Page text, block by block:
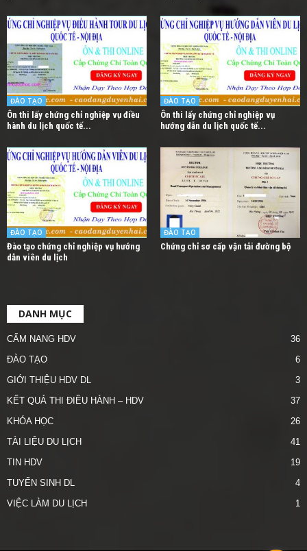
ĐÀO TẠO
Ôn thi lấy chứng chỉ nghiệp vụ điều
hành du lịch quốc tế...
ĐÀO TẠO
Ôn thi lấy chứng chỉ nghiệp vụ
hướng dẫn du lịch quốc tế...
ĐÀO TẠO
Đào tạo chứng chỉ nghiệp vụ hướng
dẫn viên du lịch
ĐÀO TẠO
Chứng chỉ sơ cấp vận tải đường bộ
DANH MỤC
CẨM NANG HDV
36
ĐÀO TẠO
6
GIỚI THIỆU HDV DL
3
KẾT QUẢ THI ĐIỀU HÀNH – HDV
37
KHÓA HỌC
26
TÀI LIỆU DU LỊCH
41
TIN HDV
19
TUYỂN SINH DL
4
VIỆC LÀM DU LỊCH
1